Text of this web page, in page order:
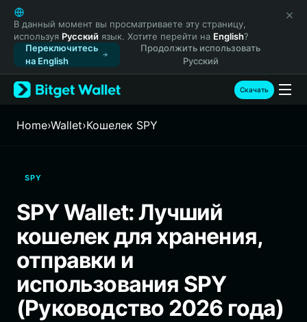
English
日本語
Tiếng Việt
Русский
Español (Latinoamérica)
Türkçe
Français
繁體中文
Bahasa Indonesia
ภาษาไทย
Español
Português (Brasil)
Español (Argentina)
В данный момент вы просматриваете эту страницу,
используя Русский язык. Хотите перейти на English?
Переключитесь
на English
Продолжить использовать
Русский
Скачать
Home›Wallet›Кошелек SPY
SPY
SPY Wallet: Лучший
кошелек для хранения,
отправки и
использования SPY
(Руководство 2026 года)